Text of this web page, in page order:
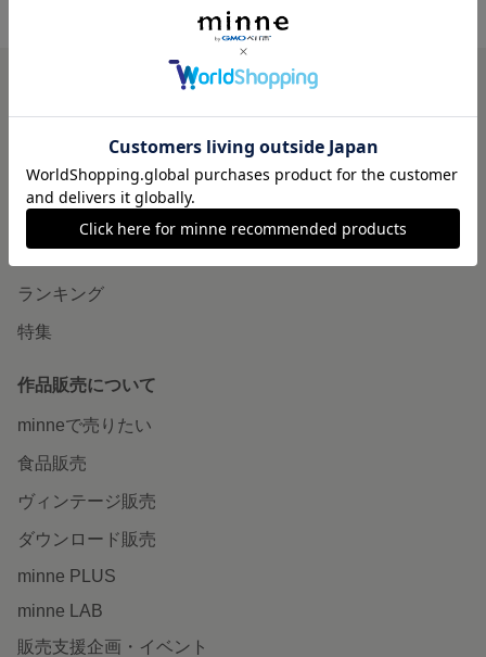
Atelier 花のはら の作品一覧
minneについて
minneで買いたい
作品をさがす
ランキング
特集
作品販売について
minneで売りたい
食品販売
ヴィンテージ販売
ダウンロード販売
minne PLUS
minne LAB
販売支援企画・イベント